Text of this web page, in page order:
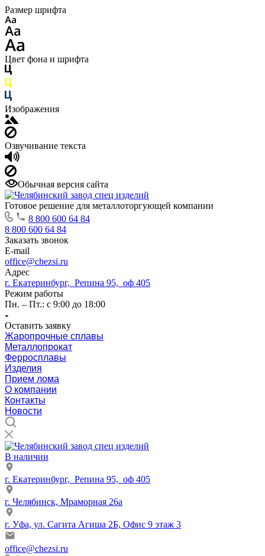
Размер шрифта
Цвет фона и шрифта
Изображения
Озвучивание текста
Обычная версия сайта
Готовое решение для металлоторгующей компании
8 800 600 64 84
8 800 600 64 84
Заказать звонок
E-mail
office@chezsi.ru
Адрес
г. Екатеринбург, Репина 95, оф 405
Режим работы
Пн. – Пт.: с 9:00 до 18:00
Оставить заявку
Жаропрочные сплавы
Металлопрокат
Ферросплавы
Изделия
Прием лома
О компании
Контакты
Новости
В наличии
г. Екатеринбург, Репина 95, оф 405
г. Челябинск, Мраморная 26а
г. Уфа, ул. Сагита Агиша 2Б, Офис 9 этаж 3
office@chezsi.ru